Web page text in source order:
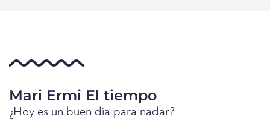
Mari Ermi El tiempo
¿Hoy es un buen día para nadar?